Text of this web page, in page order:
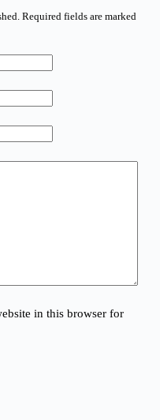
Required fields are marked
in this browser for